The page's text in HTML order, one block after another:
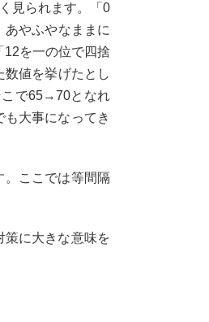
見られます。「0
やふやなままに
を一の位で四捨
値を挙げたとし
こで65→70となれ
大事になってき
ここでは等間隔
策に大きな意味を